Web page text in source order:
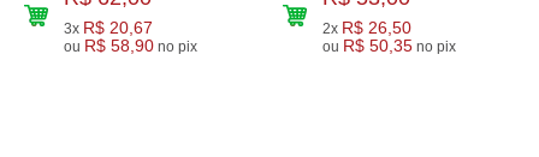
3x R$ 20,67
ou R$ 58,90 no pix
2x R$ 26,50
ou R$ 50,35 no pix